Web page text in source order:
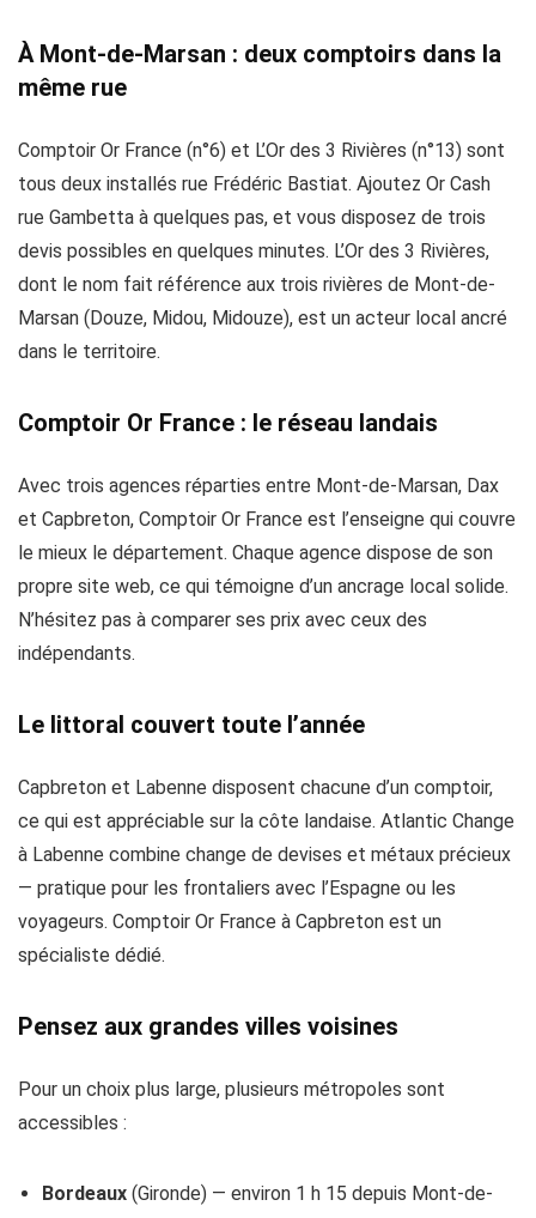
À Mont-de-Marsan : deux comptoirs dans la
même rue
Comptoir Or France (n°6) et L’Or des 3 Rivières (n°13) sont
tous deux installés rue Frédéric Bastiat. Ajoutez Or Cash
rue Gambetta à quelques pas, et vous disposez de trois
devis possibles en quelques minutes. L’Or des 3 Rivières,
dont le nom fait référence aux trois rivières de Mont-de-
Marsan (Douze, Midou, Midouze), est un acteur local ancré
dans le territoire.
Comptoir Or France : le réseau landais
Avec trois agences réparties entre Mont-de-Marsan, Dax
et Capbreton, Comptoir Or France est l’enseigne qui couvre
le mieux le département. Chaque agence dispose de son
propre site web, ce qui témoigne d’un ancrage local solide.
N’hésitez pas à comparer ses prix avec ceux des
indépendants.
Le littoral couvert toute l’année
Capbreton et Labenne disposent chacune d’un comptoir,
ce qui est appréciable sur la côte landaise. Atlantic Change
à Labenne combine change de devises et métaux précieux
— pratique pour les frontaliers avec l’Espagne ou les
voyageurs. Comptoir Or France à Capbreton est un
spécialiste dédié.
Pensez aux grandes villes voisines
Pour un choix plus large, plusieurs métropoles sont
accessibles :
Bordeaux (Gironde) — environ 1 h 15 depuis Mont-de-